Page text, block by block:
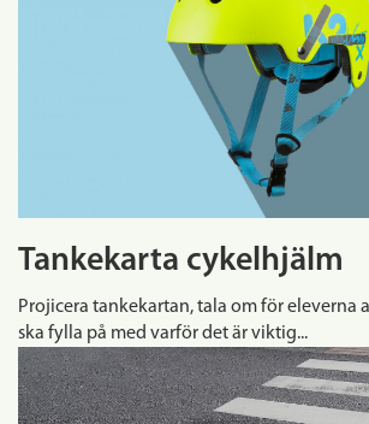
Tankekarta cykelhjälm
Projicera tankekartan, tala om för eleverna
ska fylla på med varför det är viktig...